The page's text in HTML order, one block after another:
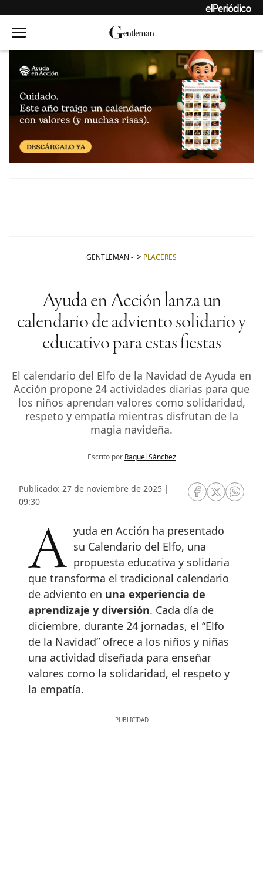
GENTLEMAN - PLACERES
Ayuda en Acción lanza un
calendario de adviento solidario y
educativo para estas fiestas
El calendario del Elfo de la Navidad de Ayuda en
Acción propone 24 actividades diarias para que
los niños aprendan valores como solidaridad,
respeto y empatía mientras disfrutan de la
magia navideña.
Escrito por Raquel Sánchez
Publicado: 27 de noviembre de 2025 |
09:30
RRSS Facebook
RRSSRRSS
Ayuda en Acción ha presentado su Calendario del Elfo, una
propuesta educativa y solidaria
que transforma el tradicional calendario
de adviento en una experiencia de
aprendizaje y diversión. Cada día de
diciembre, durante 24 jornadas, el “Elfo
de la Navidad” ofrece a los niños y niñas
una actividad diseñada para enseñar
valores como la solidaridad, el respeto y
la empatía.